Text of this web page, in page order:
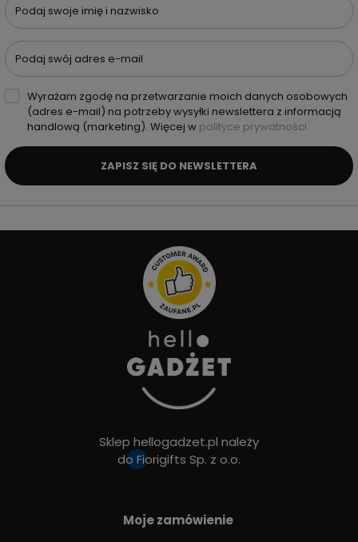
Podaj swoje imię i nazwisko
Podaj swój adres e-mail
Wyrażam zgodę na przetwarzanie moich danych osobowych
(adres e-mail) na potrzeby wysyłki newslettera z informacją
handlową (marketing). Więcej w polityce prywatności.
ZAPISZ SIĘ DO NEWSLETTERA
Sklep hellogadzet.pl należy
do Fiorigifts Sp. z o.o.
Moje zamówienie